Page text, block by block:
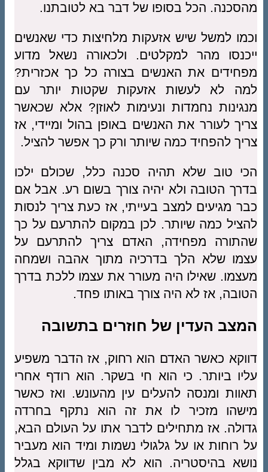
מהסכנה. הכל בסופו של דבר בא לטובתנו.
וכמו למשל שיש אזעקות מלחיצות כדי שאנשים
ייכנסו מהר למקלטים. ולכאורה נשאל מדוע
מפחידים את האנשים בצורה כל כך אכזרית?
למה לא לעשות אזעקות שקטות יותר עם
מנגינות נחמדות ונעימות לאוזן? אלא שכאשר
צריך לעורר את האנשים באופן בהול ומיידי, אז
צריך להפחיד כמה שיותר ורק כך אפשר להציל.
הכי טוב שלא תהיה סכנה כלל, שכולם ילכו
בדרך הטובה ולא יהיה צורך בשום רע. אבל אם
כבר מגיעים למצב בעייתי, אז כעת צריך לנסות
להציל כמה שיותר. לכן במקום להתרעם על כך
שהתורה מפחידה, האדם צריך להתרעם על
עצמו שלא הלך בדרכיה מתוך אהבה ושמחה
מעצמו. שאילו היה מעורר את עצמו ללכת בדרך
הטובה, אז לא היה צורך באותו פחד.
המצב העדין של חוזרים בתשובה
דווקא כאשר האדם הוא רחוק, אז הדבר משפיע
עליו ביותר. כי הוא חי בשקר. הוא רודף אחרי
תאוות ומנסה להעלים עין מהעונש. ואז כאשר
מישהו מזכיר לו את זה הוא נתקף בחרדה
גדולה. אז מתחילים לדבר אתו על העולם הבא,
על רוחות או על גלגולי נשמות ומיד הוא מעביר
נושא בהיסטריה. הוא לא מבין שדווקא בגלל